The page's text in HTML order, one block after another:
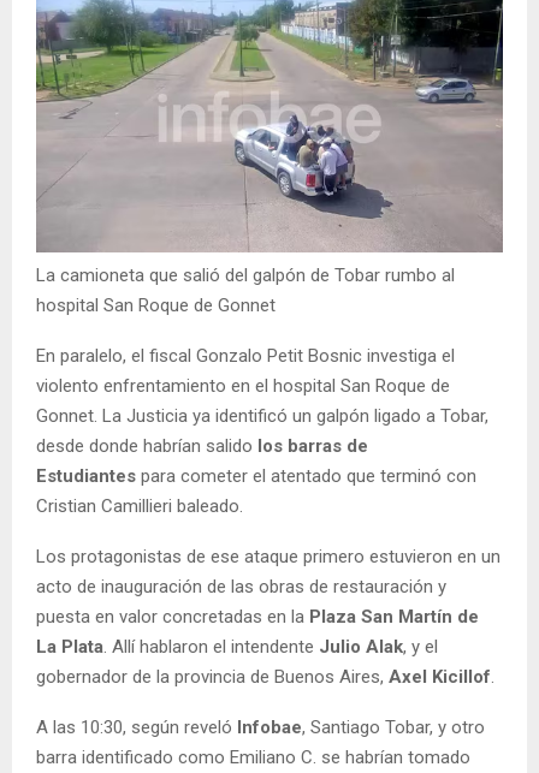
La camioneta que salió del galpón de Tobar rumbo al
hospital San Roque de Gonnet
En paralelo, el fiscal Gonzalo Petit Bosnic investiga el
violento enfrentamiento en el hospital San Roque de
Gonnet. La Justicia ya identificó un galpón ligado a Tobar,
desde donde habrían salido los barras de
Estudiantes para cometer el atentado que terminó con
Cristian Camillieri baleado.
Los protagonistas de ese ataque primero estuvieron en un
acto de inauguración de las obras de restauración y
puesta en valor concretadas en la Plaza San Martín de
La Plata. Allí hablaron el intendente Julio Alak, y el
gobernador de la provincia de Buenos Aires, Axel Kicillof.
A las 10:30, según reveló Infobae, Santiago Tobar, y otro
barra identificado como Emiliano C. se habrían tomado